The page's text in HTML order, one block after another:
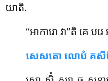
យាតិ.
‘‘អាការោ វា’’តិ គេ ប
សេសតោ លោបំ គសី